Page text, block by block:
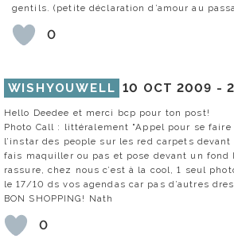
gentils. (petite déclaration d’amour au
0
WISHYOUWELL 10 OCT 2009 -
Hello Deedee et merci bcp pour ton post!
Photo Call : littéralement "Appel pour se faire
l’instar des people sur les red carpets
fais maquiller ou pas et pose devant un fond
rassure, chez nous c’est à la cool, 1 seul
le 17/10 ds vos agendas car pas d’autres
BON SHOPPING! Nath
0